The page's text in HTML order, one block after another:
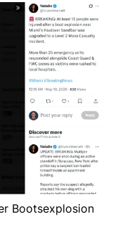
Bootsexplosion